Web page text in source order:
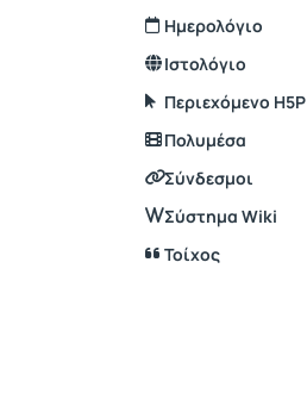
Ημερολόγιο
Ιστολόγιο
Περιεχόμενο H5P
Πολυμέσα
Σύνδεσμοι
Σύστημα Wiki
Τοίχος